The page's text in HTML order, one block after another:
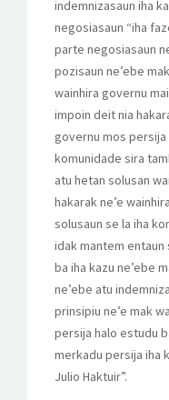
indemnizasaun iha
negosiasaun “iha
parte negosiasaun
pozisaun ne’ebe
wainhira governu
impoin deit nia
governu mos
komunidade sira
atu hetan solusan
hakarak ne’e
solusaun se la iha
idak mantem entaun
ba iha kazu ne’ebe
ne’ebe atu
prinsipiu ne’e mak
persija halo estudu
merkadu persija iha
Julio Haktuir”.